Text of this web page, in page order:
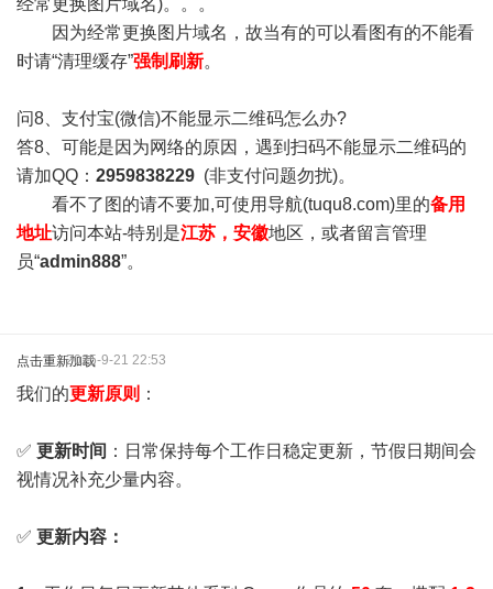
经常更换图片域名)。。。
因为经常更换图片域名，故当有的可以看图有的不能看
时请“清理缓存”强制刷新。
问8、支付宝(微信)不能显示二维码怎么办?
答8、可能是因为网络的原因，遇到扫码不能显示二维码的
请加QQ： 2959838229 (非支付问题勿扰)。
看不了图的请不要加,可使用导航(tuqu8.com)里的备用
地址访问本站-特别是江苏，安徽地区，或者留言管理
员“admin888”。
点击重新加载2025-9-21 22:53
我们的更新原则 ：
✅ 更新时间 ：日常保持每个工作日稳定更新，节假日期间会
视情况补充少量内容。
✅ 更新内容：